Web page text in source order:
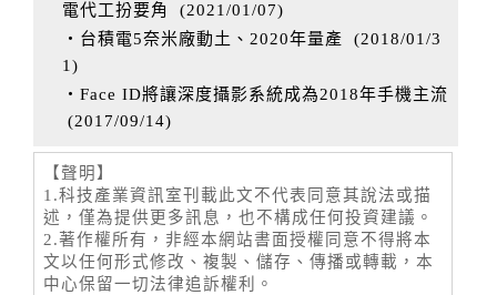
電代工扮要角
(2021/01/07)
‧台積電5奈米廠動土、2020年量產 (2018/01/3
1)
‧Face ID將讓深度攝影系統成為2018年手機主流
(2017/09/14)
【聲明】
1.科技產業資訊室刊載此文不代表同意其說法或描
述，僅為提供更多訊息，也不構成任何投資建議。
2.著作權所有，非經本網站書面授權同意不得將本
文以任何形式修改、複製、儲存、傳播或轉載，本
中心保留一切法律追訴權利。